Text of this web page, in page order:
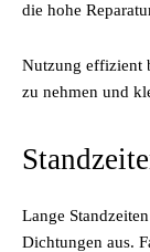
die hohe
Nutzung effizient
zu nehmen und
Lange
Dichtungen aus.